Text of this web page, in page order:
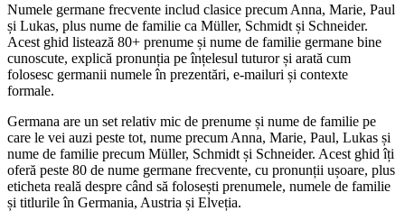
Numele germane frecvente includ clasice precum Anna, Marie, Paul
și Lukas, plus nume de familie ca Müller, Schmidt și Schneider.
Acest ghid listează 80+ prenume și nume de familie germane bine
cunoscute, explică pronunția pe înțelesul tuturor și arată cum
folosesc germanii numele în prezentări, e-mailuri și contexte
formale.
Germana are un set relativ mic de prenume și nume de familie pe
care le vei auzi peste tot, nume precum Anna, Marie, Paul, Lukas și
nume de familie precum Müller, Schmidt și Schneider. Acest ghid îți
oferă peste 80 de nume germane frecvente, cu pronunții ușoare, plus
eticheta reală despre când să folosești prenumele, numele de familie
și titlurile în Germania, Austria și Elveția.